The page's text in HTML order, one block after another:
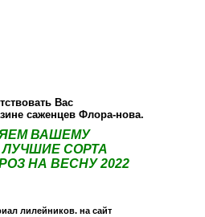
Вас
саженцев Флора-нова.
ВАШЕМУ
СОРТА
НА ВЕСНУ 2022
лилейников. на сайт